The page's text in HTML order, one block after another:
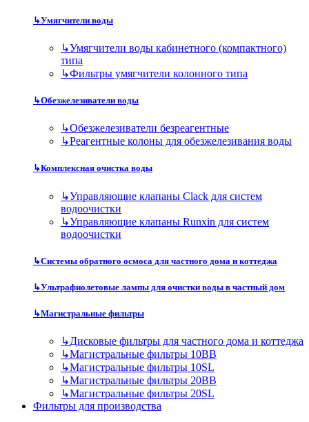
↳Умягчители воды
↳Умягчители воды кабинетного (компактного)
типа
↳Фильтры умягчители колонного типа
↳Обезжелезиватели воды
↳Обезжелезиватели безреагентные
↳Реагентные колоны для обезжелезивания воды
↳Комплексная очистка воды
↳Управляющие клапаны Clack для систем
водоочистки
↳Управляющие клапаны Runxin для систем
водоочистки
↳Системы обратного осмоса для частного дома и коттеджа
↳Ультрафиолетовые лампы для очистки воды в частный дом
↳Магистральные фильтры
↳Дисковые фильтры для частного дома и коттеджа
↳Магистральные фильтры 10BB
↳Магистральные фильтры 10SL
↳Магистральные фильтры 20BB
↳Магистральные фильтры 20SL
Фильтры для производства